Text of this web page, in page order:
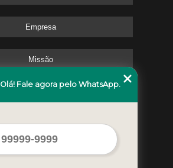
Empresa
Missão
Contato
Mapa do site
Olá! Fale agora pelo WhatsApp.